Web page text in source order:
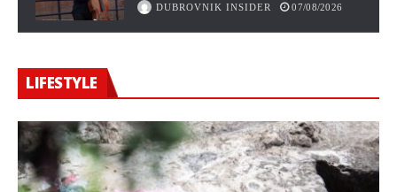
DUBROVNIK INSIDER 07/08/2026
LIFESTYLE